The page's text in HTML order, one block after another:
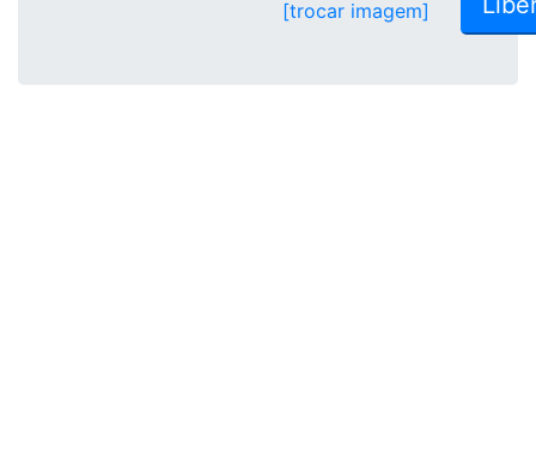
[trocar imagem]